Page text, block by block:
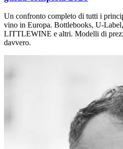
Un confronto completo di tutti i
vino in Europa. Bottlebooks, U-
LITTLEWINE e altri. Modelli di
davvero.